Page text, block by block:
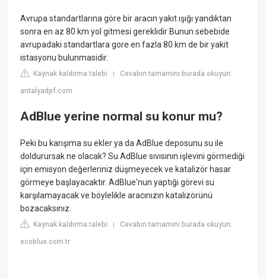
Avrupa standartlarına göre bir aracın yakıt ışığı yandıktan
sonra en az 80 km yol gitmesi gereklidir Bunun sebebide
avrupadaki standartlara gore en fazla 80 km de bir yakit
istasyonu bulunmasidir.
Kaynak kaldırma talebi |Cevabın tamamını burada okuyun:
antalyadpf.com
AdBlue yerine normal su konur mu?
Peki bu karışıma su ekler ya da AdBlue deposunu su ile
doldurursak ne olacak? Su AdBlue sıvısının işlevini görmediği
için emisyon değerleriniz düşmeyecek ve katalizör hasar
görmeye başlayacaktır. AdBlue'nun yaptığı görevi su
karşılamayacak ve böylelikle aracınızın katalizörünü
bozacaksınız.
Kaynak kaldırma talebi |Cevabın tamamını burada okuyun:
ecoblue.com.tr